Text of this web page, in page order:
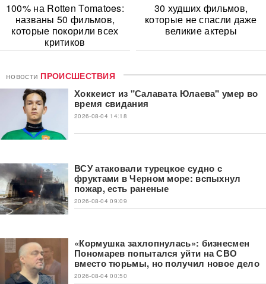
100% на Rotten Tomatoes:
названы 50 фильмов,
которые покорили всех
критиков
30 худших фильмов,
которые не спасли даже
великие актеры
новости ПРОИСШЕСТВИЯ
Хоккеист из "Салавата Юлаева" умер во
время свидания
2026-08-04 14:18
ВСУ атаковали турецкое судно с
фруктами в Черном море: вспыхнул
пожар, есть раненые
2026-08-04 09:09
«Кормушка захлопнулась»: бизнесмен
Пономарев попытался уйти на СВО
вместо тюрьмы, но получил новое дело
2026-08-04 00:50